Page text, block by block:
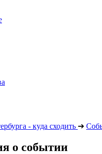
- куда сходить ➔
о событии